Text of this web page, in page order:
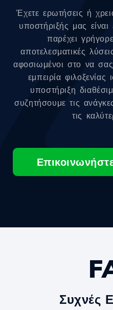
Έχετε ερωτήσεις ή
υποστήριξής μας
παρέχει
αποτελεσματικές
αφοσιωμένοι στο να
εμπειρία φιλοξενίας
υποστήριξη
συζητήσουμε τις
τις
Συχνές